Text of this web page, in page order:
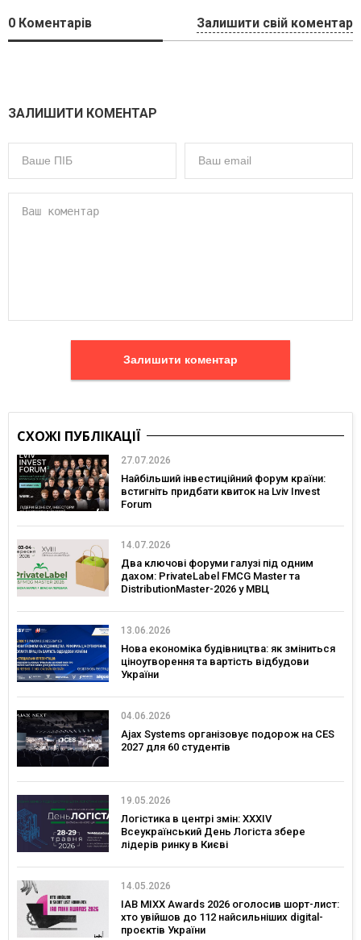
0 Коментарів Залишити свій коментар
ЗАЛИШИТИ КОМЕНТАР
Залишити коментар
СХОЖІ ПУБЛІКАЦІЇ
27.07.2026
Найбільший інвестиційний форум країни:
встигніть придбати квиток на Lviv Invest
Forum
14.07.2026
Два ключові форуми галузі під одним
дахом: PrivateLabel FMCG Master та
DistributionMaster-2026 у МВЦ
13.06.2026
Нова економіка будівництва: як зміниться
ціноутворення та вартість відбудови
України
04.06.2026
Ajax Systems організовує подорож на CES
2027 для 60 студентів
19.05.2026
Логістика в центрі змін: XXXIV
Всеукраїнський День Логіста збере
лідерів ринку в Києві
14.05.2026
IAB MIXX Awards 2026 оголосив шорт-лист:
хто увійшов до 112 найсильніших digital-
проєктів України